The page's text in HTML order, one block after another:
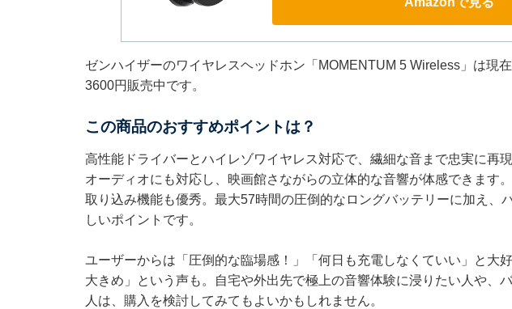
ゼンハイザーのワイヤレスヘッドホン「MOMENTUM 5 Wireless」は現
3600円販売中です。
この商品のおすすめポイントは？
高性能ドライバーとハイレゾワイヤレス対応で、繊細な音まで忠実に再
オーディオにも対応し、映画館さながらの立体的な音響が体感できます
取り込み機能も優秀。最大57時間の圧倒的なロングバッテリーに加え、
しいポイントです。
ユーザーからは「圧倒的な臨場感！」「何日も充電しなくていい」と大
大きめ」という声も。自宅や外出先で極上の音響体験に浸りたい人や、
人は、購入を検討してみてもよいかもしれません。